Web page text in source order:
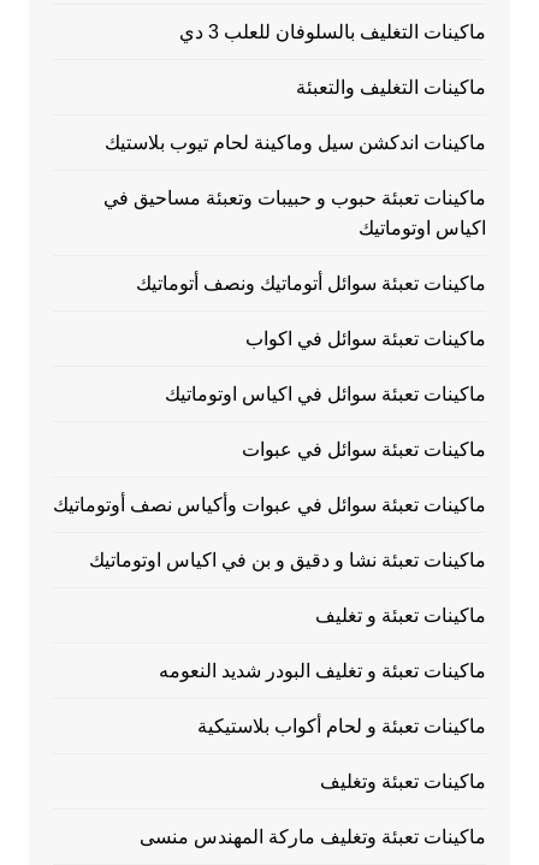
ماكينات التغليف بالسلوفان للعلب 3 دي
ماكينات التغليف والتعبئة
ماكينات اندكشن سيل وماكينة لحام تيوب بلاستيك
ماكينات تعبئة حبوب و حبيبات وتعبئة مساحيق في
اكياس اوتوماتيك
ماكينات تعبئة سوائل أتوماتيك ونصف أتوماتيك
ماكينات تعبئة سوائل في اكواب
ماكينات تعبئة سوائل في اكياس اوتوماتيك
ماكينات تعبئة سوائل في عبوات
ماكينات تعبئة سوائل في عبوات وأكياس نصف أوتوماتيك
ماكينات تعبئة نشا و دقيق و بن في اكياس اوتوماتيك
ماكينات تعبئة و تغليف
ماكينات تعبئة و تغليف البودر شديد النعومه
ماكينات تعبئة و لحام أكواب بلاستيكية
ماكينات تعبئة وتغليف
ماكينات تعبئة وتغليف ماركة المهندس منسى